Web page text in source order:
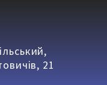
21